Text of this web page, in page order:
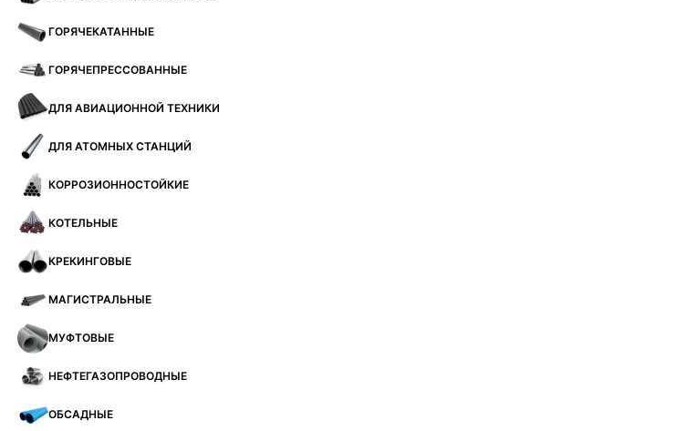
ГОРЯЧЕКАТАННЫЕ
ГОРЯЧЕПРЕССОВАННЫЕ
ДЛЯ АВИАЦИОННОЙ ТЕХНИКИ
ДЛЯ АТОМНЫХ СТАНЦИЙ
КОРРОЗИОННОСТОЙКИЕ
КОТЕЛЬНЫЕ
КРЕКИНГОВЫЕ
МАГИСТРАЛЬНЫЕ
МУФТОВЫЕ
НЕФТЕГАЗОПРОВОДНЫЕ
ОБСАДНЫЕ